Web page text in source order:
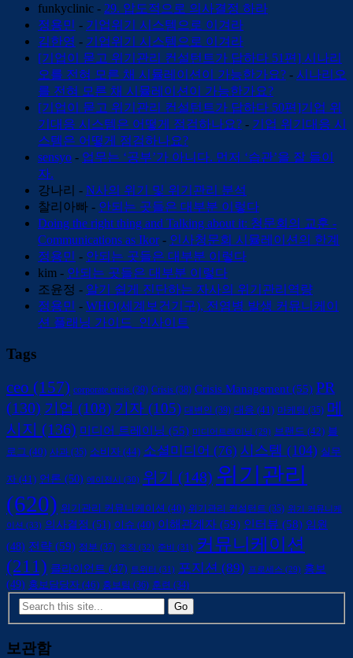
funkyclinic - 29. 압도적으로 의사결정 하라
정용민
- 기업위기 시스템으로 이겨라
김한영 - 기업위기 시스템으로 이겨라
[기업이 묻고 위기관리 컨설턴트가 답하다 51편] 시나리
오를 전혀 모른 채 시뮬레이션이 가능한가요? - 시나리오
를 전혀 모른 채 시뮬레이션이 가능한가요?
[기업이 묻고 위기관리 컨설턴트가 답하다 50편]기업 위
기대응 시스템은 어떻게 점검하나요? - 기업 위기대응 시
스템은 어떻게 점검하나요?
sensyo - 업무는 ‘공부’가 아니다. 먼저 ‘습관’을 잘 들이
자.
강나리 - N사의 위기 및 위기관리 분석
찰리아빠 - 안되는 곳들은 대부분 이렇다
Doing the right thing and Talking about it: 청문회의 교훈 -
Communications as Ikor- 인사청문회 시뮬레이션의 한계
정용민
- 안되는 곳들은 대부분 이렇다
kim - 안되는 곳들은 대부분 이렇다
조윤정 - 알기 쉽게 진단하는 자사의 위기관리역량
정용민
- WHO(세계보건기구), 전염병 발생 커뮤니케이
션 플래닝 가이드_인사이트
Tags
ceo (157) corporate crisis (39) Crisis (38) Crisis Management (55) PR
(130) 기업 (108) 기자 (105) 대변인 (39) 대응 (41) 마케팅 (35) 메
시지 (136) 미디어 트레이닝 (55) 미디어트레이닝 (29) 브랜드 (42) 블
로그 (40) 사과 (35) 소비자 (44) 소셜미디어 (76) 시스템 (104) 실무
자 (41) 언론 (50) 에이전시 (30) 위기 (148) 위기관리
(620) 위기관리 커뮤니케이션 (40) 위기관리 컨설턴트 (35) 위기 커뮤니케
이션 (33) 의사결정 (51) 이슈 (40) 이해관계자 (59) 인터뷰 (58) 임원
(48) 전략 (59) 정부 (37) 조직 (32) 준비 (31) 커뮤니케이션
(211) 클라이언트 (47) 트위터 (31) 포지션 (89) 프로세스 (29) 홍보
(49) 홍보담당자 (46) 홍보팀 (36) 훈련 (34)
보관함